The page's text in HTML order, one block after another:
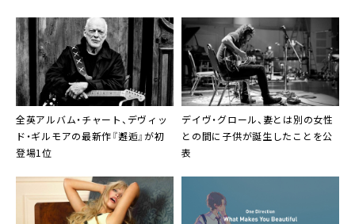
全英アルバム・チャート、デヴィッ
ド・ギルモアの最新作『邂逅』が初
登場1位
デイヴ・グロール、妻とは別の女性
との間に子供が誕生したことを公
表